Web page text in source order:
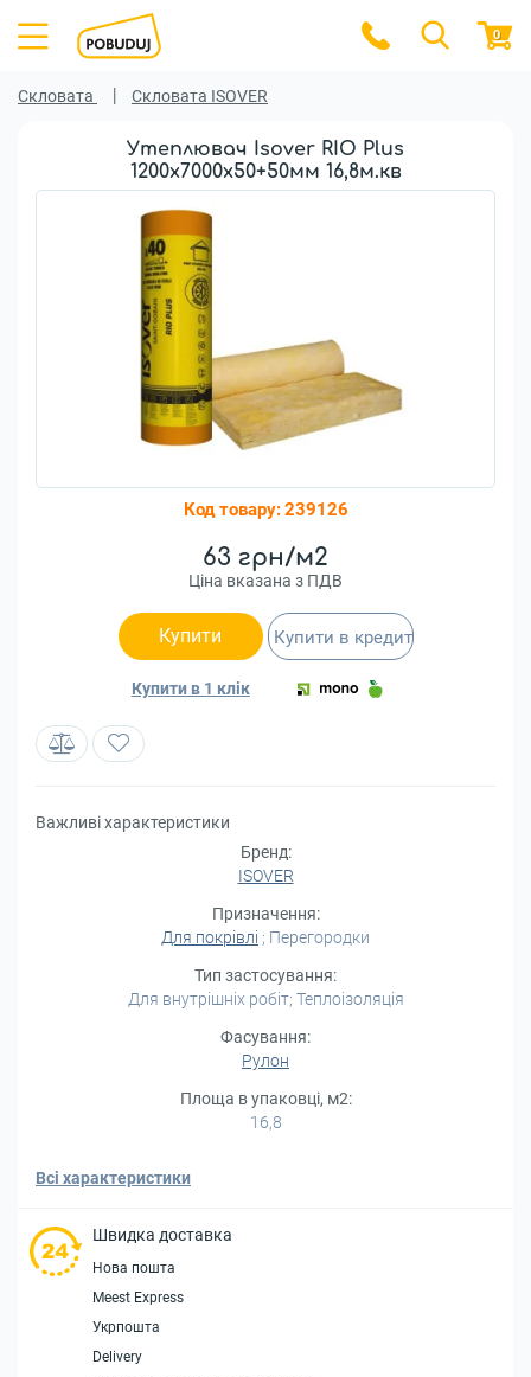
0
Скловата Скловата ISOVER
Утеплювач Isover RIO Plus
1200x7000x50+50мм 16,8м.кв
Код товару:239126
63 грн/м2
Ціна вказана з ПДВ
Купити
Купити в 1 клік
Купити в кредит
Важливі характеристики
Бренд:
ISOVER
Призначення:
Для покрівлі ; Перегородки
Тип застосування:
Для внутрішніх робіт; Теплоізоляція
Фасування:
Рулон
Площа в упаковці, м2:
16,8
Всі характеристики
Швидка доставка
Нова пошта
Meest Express
Укрпошта
Delivery